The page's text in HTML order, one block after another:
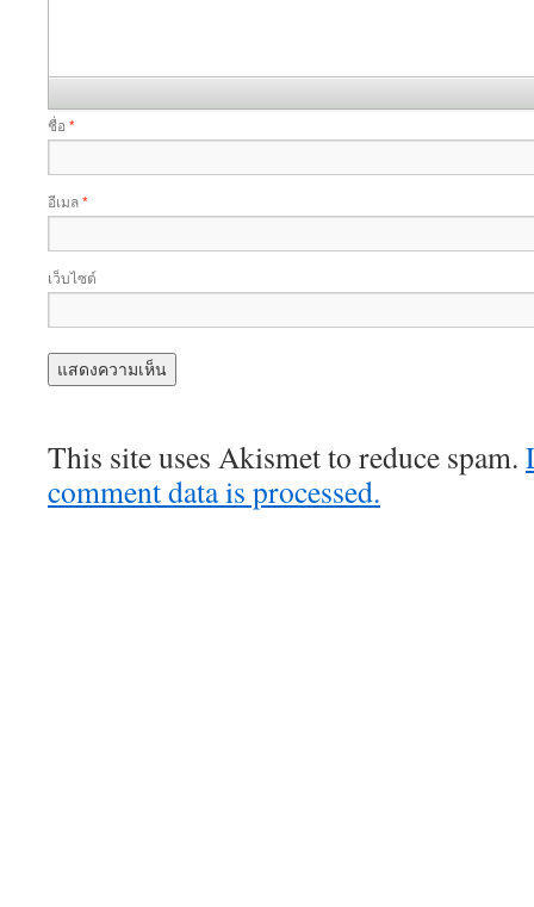
ชื่อ *
อีเมล*
เว็บไซต์
This site uses Akismet to reduce spam.
comment data is processed.